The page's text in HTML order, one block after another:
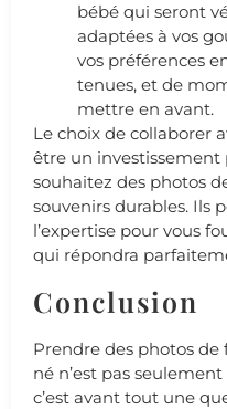
bébé qui seront
adaptées à vos
vos préférences
tenues, et de
mettre en avant.
Le choix de collaborer
être un investissement
souhaitez des photos
souvenirs durables. Ils
l’expertise pour vous
qui répondra
Conclusion
Prendre des photos
né n’est pas
c’est avant tout une